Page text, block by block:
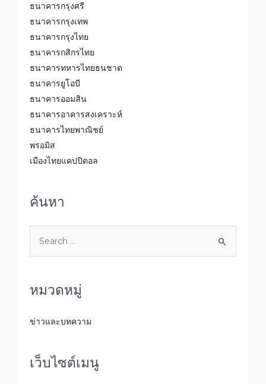
ธนาคารกรุงศรี
ธนาคารกรุงเทพ
ธนาคารกรุงไทย
ธนาคารกสิกรไทย
ธนาคารทหารไทยธนชาต
ธนาคารยูโอบี
ธนาคารออมสิน
ธนาคารอาคารสงเคราะห์
ธนาคารไทยพาณิชย์
พรอมิส
เมืองไทยแคปปิตอล
ค้นหา
หมวดหมู่
ข่าวและบทความ
เว็บไซต์เมนู